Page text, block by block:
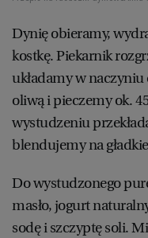
Dynię obieramy,
kostkę. Piekarnik
układamy w
oliwą i pieczemy ok.
wystudzeniu
blendujemy na
Do wystudzonego
masło, jogurt
sodę i szczyptę soli.